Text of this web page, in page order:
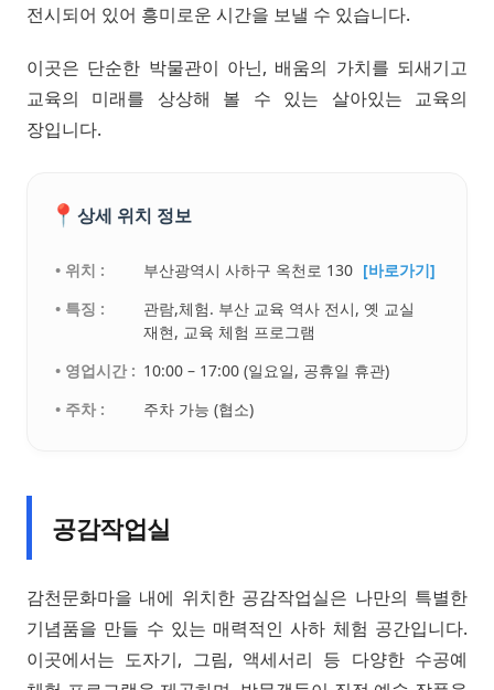
전시되어 있어 흥미로운 시간을 보낼 수 있습니다.
이곳은 단순한 박물관이 아닌, 배움의 가치를 되새기고
교육의 미래를 상상해 볼 수 있는 살아있는 교육의
장입니다.
📍 상세 위치 정보
• 위치 : 부산광역시 사하구 옥천로 130 [바로가기]
• 특징 :
관람,체험. 부산 교육 역사 전시, 옛 교실
재현, 교육 체험 프로그램
• 영업시간 : 10:00 – 17:00 (일요일, 공휴일 휴관)
• 주차 :
주차 가능 (협소)
공감작업실
감천문화마을 내에 위치한 공감작업실은 나만의 특별한
기념품을 만들 수 있는 매력적인 사하 체험 공간입니다.
이곳에서는 도자기, 그림, 액세서리 등 다양한 수공예